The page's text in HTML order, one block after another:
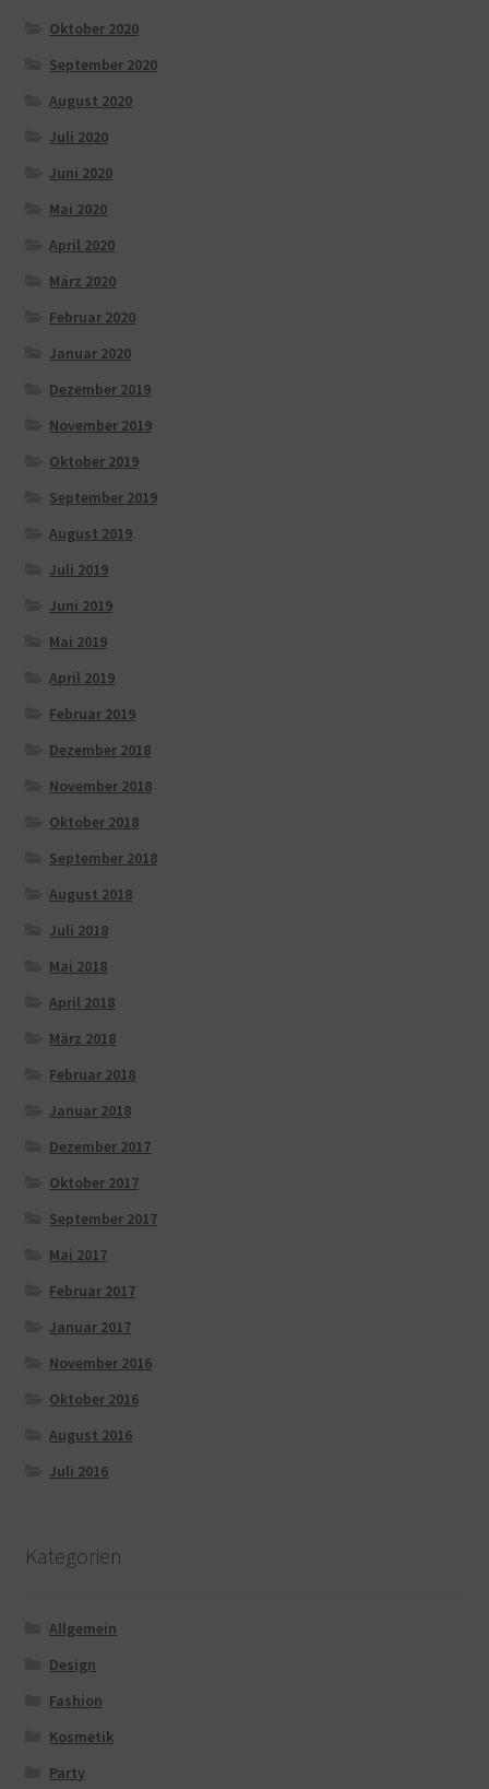
Oktober 2020
September 2020
August 2020
Juli 2020
Juni 2020
Mai 2020
April 2020
März 2020
Februar 2020
Januar 2020
Dezember 2019
November 2019
Oktober 2019
September 2019
August 2019
Juli 2019
Juni 2019
Mai 2019
April 2019
Februar 2019
Dezember 2018
November 2018
Oktober 2018
September 2018
August 2018
Juli 2018
Mai 2018
April 2018
März 2018
Februar 2018
Januar 2018
Dezember 2017
Oktober 2017
September 2017
Mai 2017
Februar 2017
Januar 2017
November 2016
Oktober 2016
August 2016
Juli 2016
Kategorien
Allgemein
Design
Fashion
Kosmetik
Party